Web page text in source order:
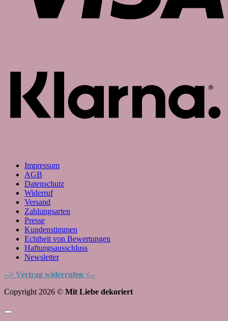
Impressum
AGB
Datenschutz
Widerruf
Versand
Zahlungsarten
Presse
Kundenstimmen
Echtheit von Bewertungen
Haftungsausschluss
Newsletter
--> Vertrag widerrufen <--
Copyright 2026 © Mit Liebe dekoriert